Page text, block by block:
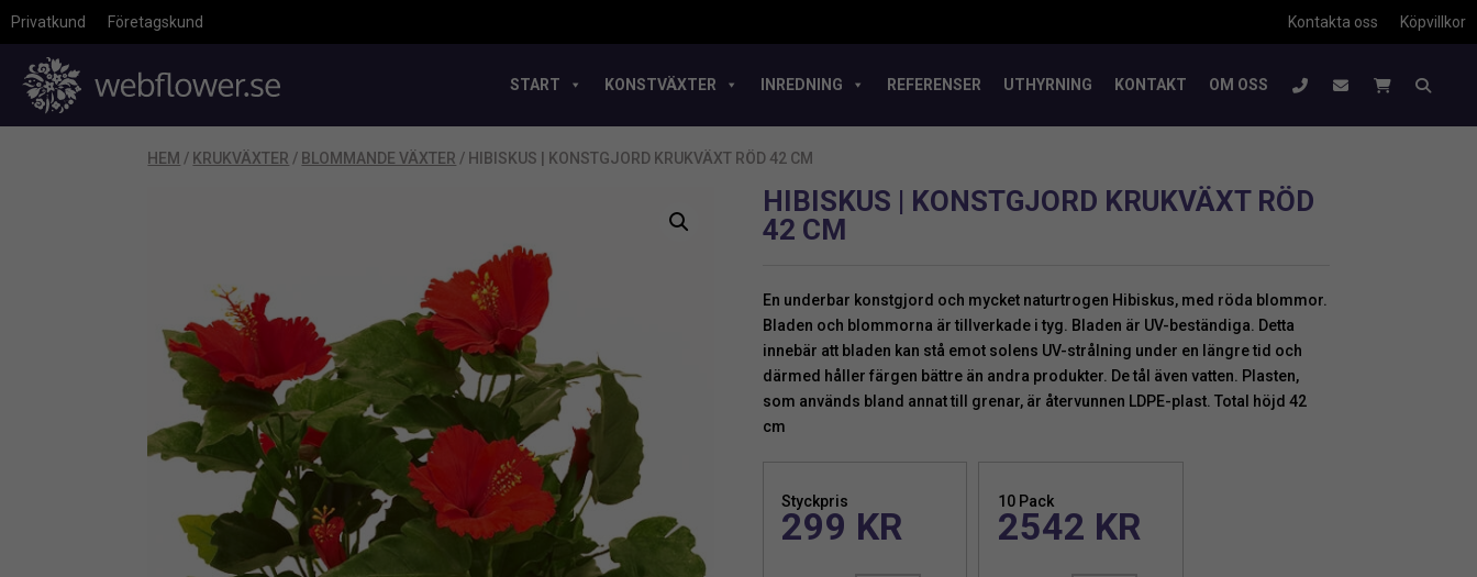
Privatkund Företagskund Köpvillkor
Kontakta oss
START KONSTVÄXTER INREDNING REFERENSER UTHYRNING KONTAKT OM OSS
HEM / KRUKVÄXTER / BLOMMANDE VÄXTER / HIBISKUS | KONSTGJORD KRUKVÄXT RÖD 42 CM
HIBISKUS | KONSTGJORD KRUKVÄXT RÖD
42 CM
En underbar konstgjord och mycket naturtrogen Hibiskus, med röda blommor.
Bladen och blommorna är tillverkade i tyg. Bladen är UV-beständiga. Detta
innebär att bladen kan stå emot solens UV-strålning under en längre tid och
därmed håller färgen bättre än andra produkter. De tål även vatten. Plasten,
som används bland annat till grenar, är återvunnen LDPE-plast. Total höjd 42
cm
Styckpris
299 KR
10 Pack
2542 KR